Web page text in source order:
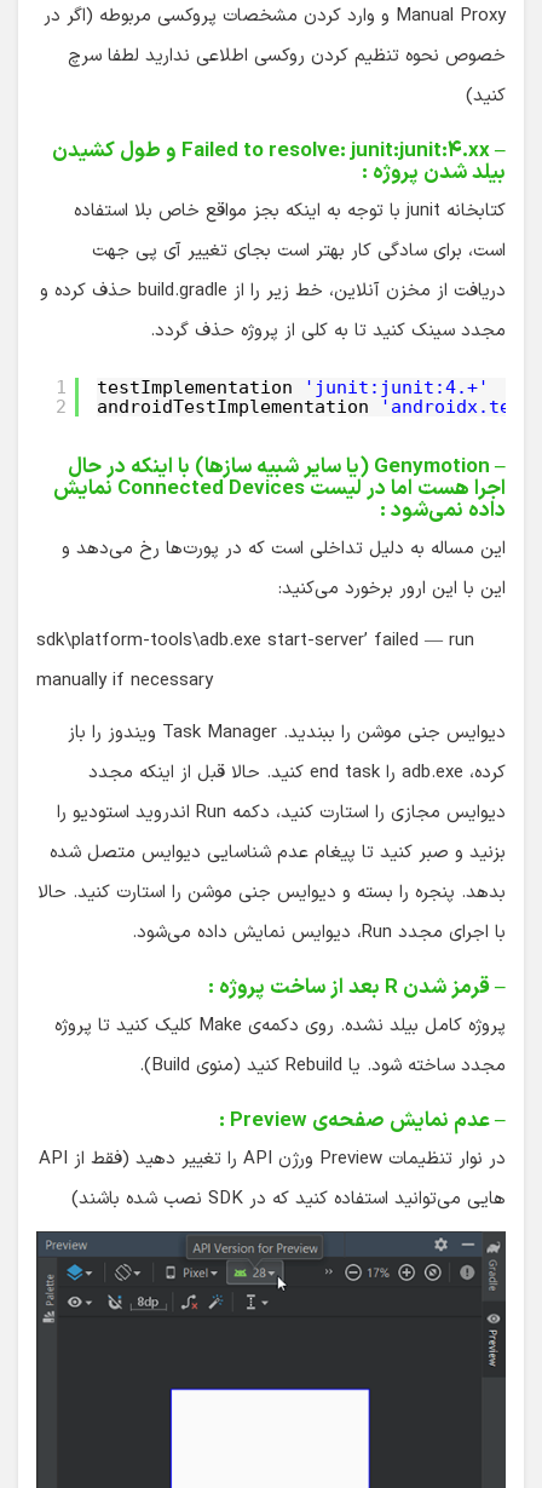
Manual Proxy و وارد کردن مشخصات پروکسی مربوطه (اگر در
خصوص نحوه تنظیم کردن روکسی اطلاعی ندارید لطفا سرچ
کنید)
– Failed to resolve: junit:junit:۴.xx و طول کشیدن
بیلد شدن پروژه :
کتابخانه junit با توجه به اینکه بجز مواقع خاص بلا استفاده
است، برای سادگی کار بهتر است بجای تغییر آی پی جهت
دریافت از مخزن آنلاین، خط زیر را از build.gradle حذف کرده و
مجدد سینک کنید تا به کلی از پروژه حذف گردد.
1
2
testImplementation
'junit:junit:4.+'
androidTestImplementation
– Genymotion (یا سایر شبیه سازها) با اینکه در حال
اجرا هست اما در لیست Connected Devices نمایش
داده نمی‌شود :
این مساله به دلیل تداخلی است که در پورت‌ها رخ می‌دهد و
این با این ارور برخورد می‌کنید:
sdk\platform-tools\adb.exe start-server’ failed — run
manually if necessary
دیوایس جنی موشن را ببندید. Task Manager ویندوز را باز
کرده، adb.exe را end task کنید. حالا قبل از اینکه مجدد
دیوایس مجازی را استارت کنید، دکمه Run اندروید استودیو را
بزنید و صبر کنید تا پیغام عدم شناسایی دیوایس متصل شده
بدهد. پنجره را بسته و دیوایس جنی موشن را استارت کنید. حالا
با اجرای مجدد Run، دیوایس نمایش داده می‌شود.
– قرمز شدن R بعد از ساخت پروژه :
پروژه کامل بیلد نشده. روی دکمه‌ی Make کلیک کنید تا پروژه
مجدد ساخته شود. یا Rebuild کنید (منوی Build).
– عدم نمایش صفحه‌ی Preview :
در نوار تنظیمات Preview ورژن API را تغییر دهید (فقط از API
هایی می‌توانید استفاده کنید که در SDK نصب شده باشند)